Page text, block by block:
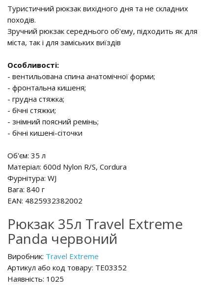
Туристичний рюкзак вихідного дня та не складних
походів.
Зручний рюкзак середнього об'єму, підходить як для
міста, так і для заміських виїздів
Особливості:
- вентильована спина анатомічної форми;
- фронтальна кишеня;
- грудна стяжка;
- бічні стяжки;
- знімний поясний ремінь;
- бічні кишені-сіточки
Об'єм: 35 л
Матеріал: 600d Nylon R/S, Cordura
Фурнітура: WJ
Вага: 840 г
EAN: 4825932382002
Рюкзак 35л Travel Extreme
Panda червоний
Виробник: Travel Extreme
Артикул або код товару: TE03352
Наявність: 1025